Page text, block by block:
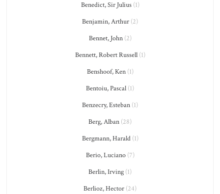
Benedict, Sir Julius(1)
Benjamin, Arthur (2)
Bennet, John(2)
Bennett, Robert Russell(1)
Benshoof, Ken(1)
Bentoiu, Pascal (1)
Benzecry, Esteban (1)
Berg, Alban (28)
Bergmann, Harald(1)
Berio, Luciano(7)
Berlin, Irving (1)
Berlioz, Hector (24)